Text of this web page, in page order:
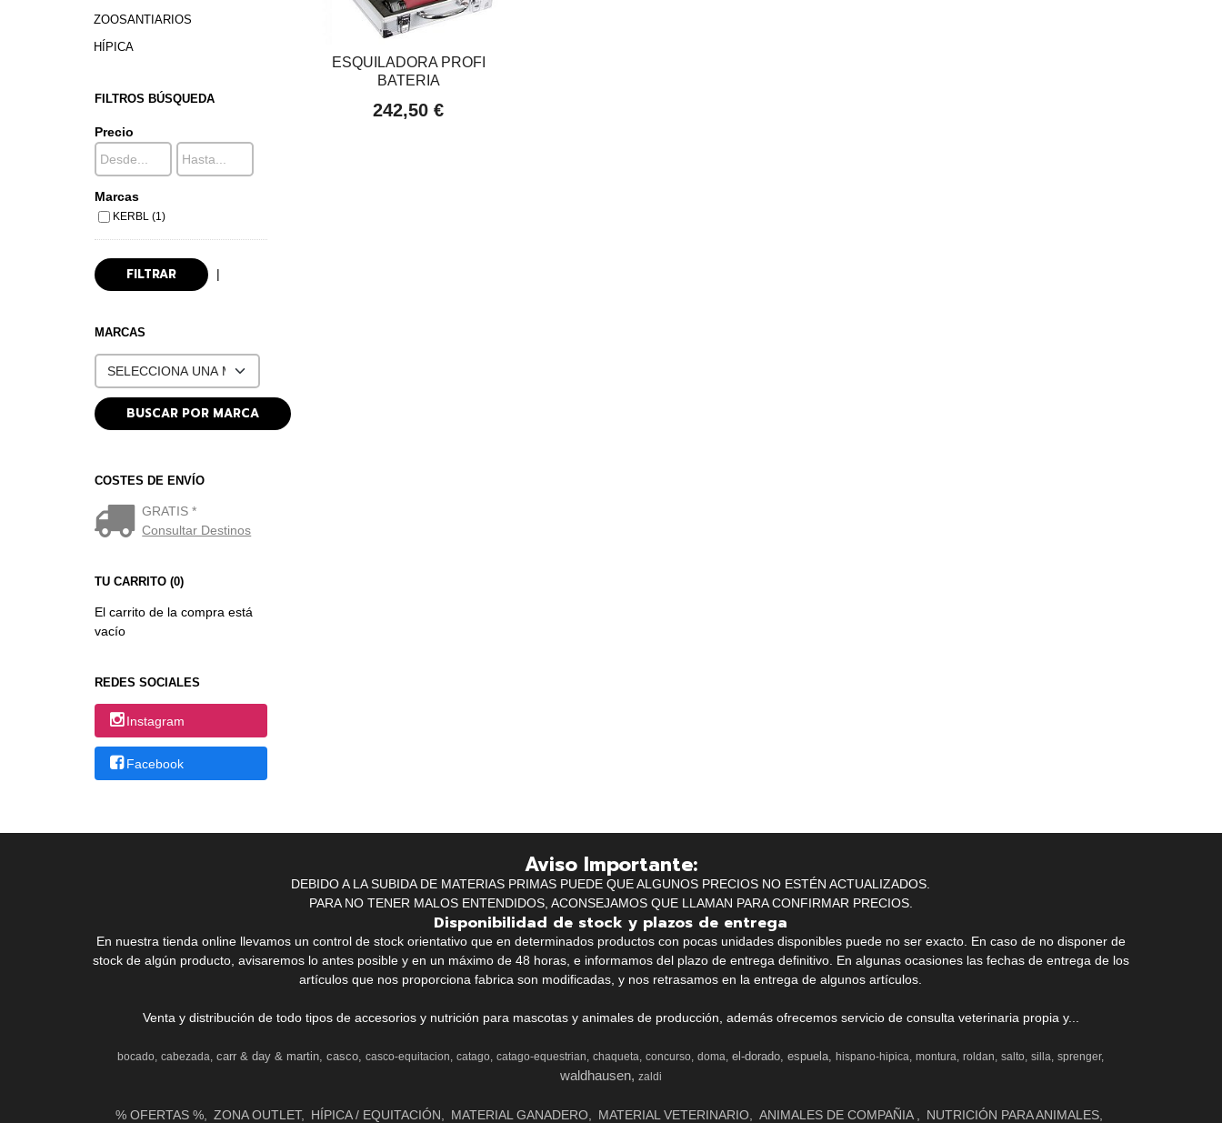
ZOOSANTIARIOS
HÍPICA
FILTROS BÚSQUEDA
Precio
Marcas
KERBL (1)
|
MARCAS
COSTES DE ENVÍO
GRATIS *
Consultar Destinos
TU CARRITO (0)
El carrito de la compra está
vacío
REDES SOCIALES
Instagram
Facebook
ESQUILADORA PROFI
BATERIA
242,50 €
Aviso Importante:
DEBIDO A LA SUBIDA DE MATERIAS PRIMAS PUEDE QUE ALGUNOS PRECIOS NO ESTÉN ACTUALIZADOS.
PARA NO TENER MALOS ENTENDIDOS, ACONSEJAMOS QUE LLAMAN PARA CONFIRMAR PRECIOS.
Disponibilidad de stock y plazos de entrega
En nuestra tienda online llevamos un control de stock orientativo que en determinados productos con pocas unidades disponibles puede no ser exacto. En caso de no disponer de
stock de algún producto, avisaremos lo antes posible y en un máximo de 48 horas, e informamos del plazo de entrega definitivo. En algunas ocasiones las fechas de entrega de los
artículos que nos proporciona fabrica son modificadas, y nos retrasamos en la entrega de algunos artículos.
Venta y distribución de todo tipos de accesorios y nutrición para mascotas y animales de producción, además ofrecemos servicio de consulta veterinaria propia y...
bocado cabezada carr & day & martin casco casco-equitacion catago catago-equestrian chaqueta concurso doma el-dorado espuela hispano-hipica montura roldan salto silla sprenger
waldhausen zaldi
% OFERTAS % ZONA OUTLET HÍPICA / EQUITACIÓN MATERIAL GANADERO MATERIAL VETERINARIO ANIMALES DE COMPAÑIA NUTRICIÓN PARA ANIMALES